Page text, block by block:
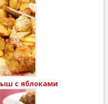
с яблоками